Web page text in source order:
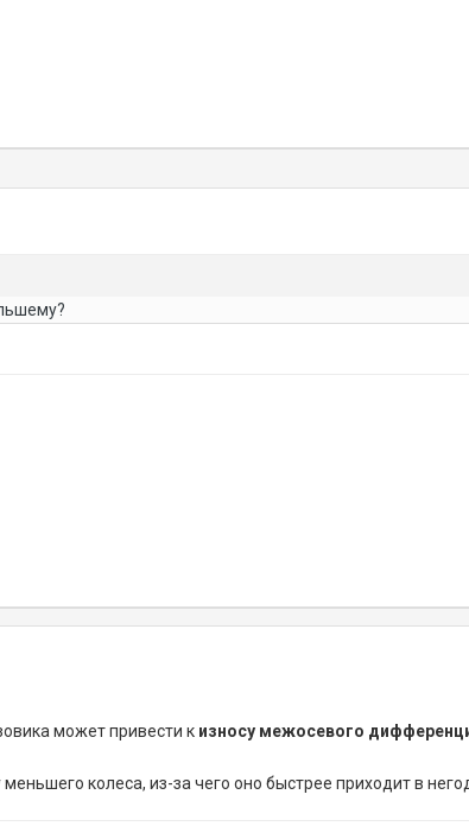
может привести к износу межосевого
колеса, из-за чего оно быстрее приходит в